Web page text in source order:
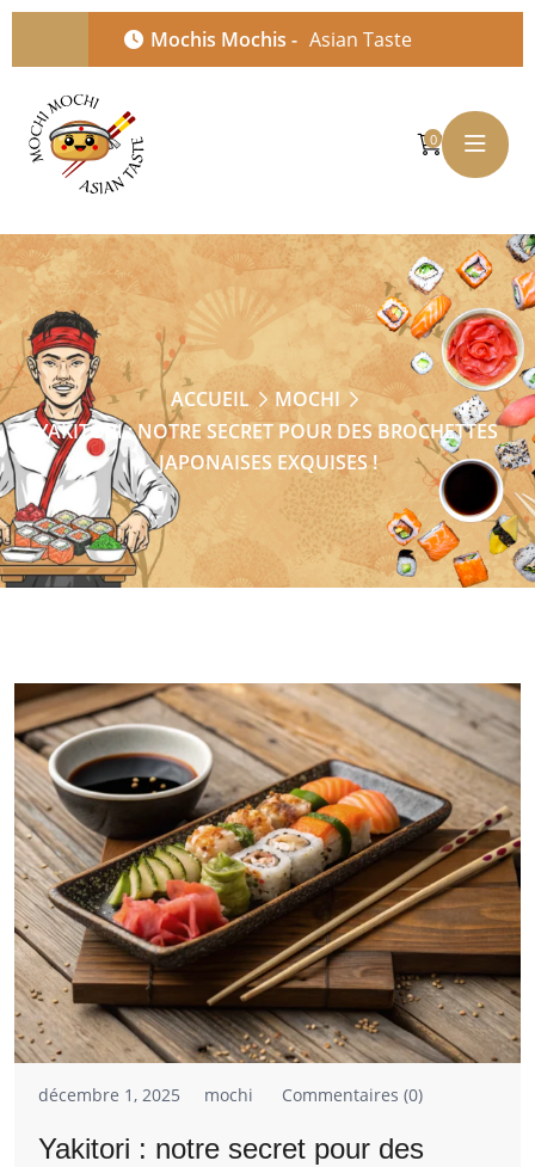
Mochis Mochis - Asian Taste
0
ACCUEIL
MOCHI
YAKITORI : NOTRE SECRET POUR DES BROCHETTES
JAPONAISES EXQUISES !
décembre 1, 2025 mochi Commentaires (0)
Yakitori : notre secret pour des